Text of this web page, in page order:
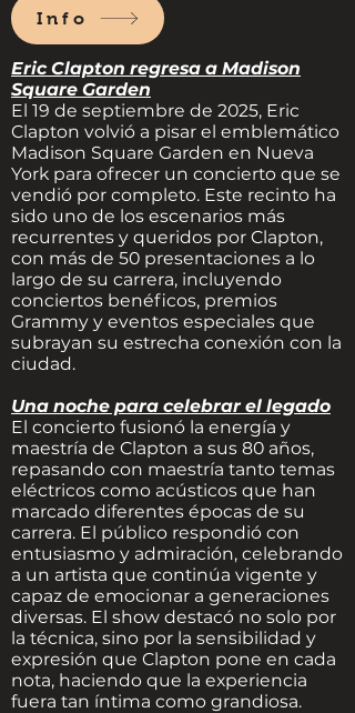
Info
Eric Clapton regresa a Madison
Square Garden
El 19 de septiembre de 2025, Eric
Clapton volvió a pisar el emblemático
Madison Square Garden en Nueva
York para ofrecer un concierto que se
vendió por completo. Este recinto ha
sido uno de los escenarios más
recurrentes y queridos por Clapton,
con más de 50 presentaciones a lo
largo de su carrera, incluyendo
conciertos benéficos, premios
Grammy y eventos especiales que
subrayan su estrecha conexión con la
ciudad.
Una noche para celebrar el legado
El concierto fusionó la energía y
maestría de Clapton a sus 80 años,
repasando con maestría tanto temas
eléctricos como acústicos que han
marcado diferentes épocas de su
carrera. El público respondió con
entusiasmo y admiración, celebrando
a un artista que continúa vigente y
capaz de emocionar a generaciones
diversas. El show destacó no solo por
la técnica, sino por la sensibilidad y
expresión que Clapton pone en cada
nota, haciendo que la experiencia
fuera tan íntima como grandiosa.